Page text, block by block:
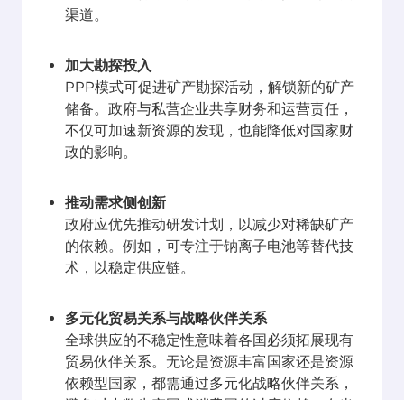
渠道。
加大勘探投入
PPP模式可促进矿产勘探活动，解锁新的矿产
储备。政府与私营企业共享财务和运营责任，
不仅可加速新资源的发现，也能降低对国家财
政的影响。
推动需求侧创新
政府应优先推动研发计划，以减少对稀缺矿产
的依赖。例如，可专注于钠离子电池等替代技
术，以稳定供应链。
多元化贸易关系与战略伙伴关系
全球供应的不稳定性意味着各国必须拓展现有
贸易伙伴关系。无论是资源丰富国家还是资源
依赖型国家，都需通过多元化战略伙伴关系，